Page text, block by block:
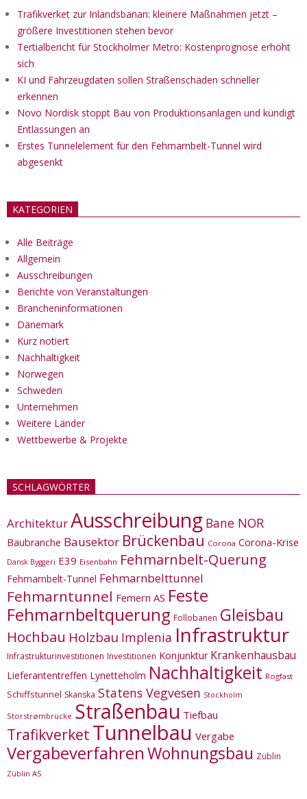
Trafikverket zur Inlandsbanan: kleinere Maßnahmen jetzt –
größere Investitionen stehen bevor
Tertialbericht für Stockholmer Metro: Kostenprognose erhöht
sich
KI und Fahrzeugdaten sollen Straßenschäden schneller
erkennen
Novo Nordisk stoppt Bau von Produktionsanlagen und kündigt
Entlassungen an
Erstes Tunnelelement für den Fehmarnbelt-Tunnel wird
abgesenkt
KATEGORIEN
Alle Beiträge
Allgemein
Ausschreibungen
Berichte von Veranstaltungen
Brancheninformationen
Dänemark
Kurz notiert
Nachhaltigkeit
Norwegen
Schweden
Unternehmen
Weitere Länder
Wettbewerbe & Projekte
SCHLAGWÖRTER
ArchitekturAusschreibung Bane NOR
Baubranche Bausektor Brückenbau Corona Corona-Krise
Dansk Byggeri E39 Eisenbahn Fehmarnbelt-Querung
Fehmarnbelt-Tunnel Fehmarnbelttunnel
Fehmarntunnel Femern AS Feste
Fehmarnbeltquerung Follobanen Gleisbau
Hochbau Holzbau Implenia Infrastruktur
Infrastrukturinvestitionen Investitionen Konjunktur Krankenhausbau
Lieferantentreffen Lynetteholm Nachhaltigkeit Rogfast
Schiffstunnel Skanska Statens Vegvesen Stockholm
Storstrømbrücke Straßenbau Tiefbau
Trafikverket Tunnelbau Vergabe
VergabeverfahrenWohnungsbau Züblin
Züblin AS